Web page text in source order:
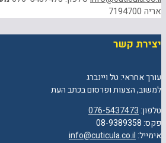
אריה 7194700
יצירת קשר
עורך אחראי: טל ויינברג
למשוב, הצעות ופרסום בכתב העת
טלפון:076-5437473
פקס: 08-9389358
אימייל:info@cuticula.co.il